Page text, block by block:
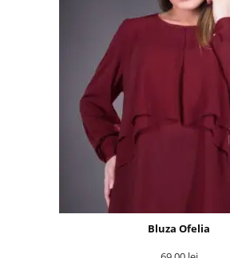
Bluza Ofelia